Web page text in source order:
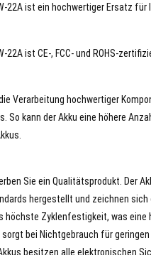
22A ist ein hochwertiger Ersatz
22A ist CE-, FCC- und ROHS-
Verarbeitung hochwertiger
So kann der Akku eine höhere
Sie ein Qualitätsprodukt. Der
hergestellt und zeichnen sich
höchste Zyklenfestigkeit, was
bei Nichtgebrauch für geringen
besitzen alle elektronischen